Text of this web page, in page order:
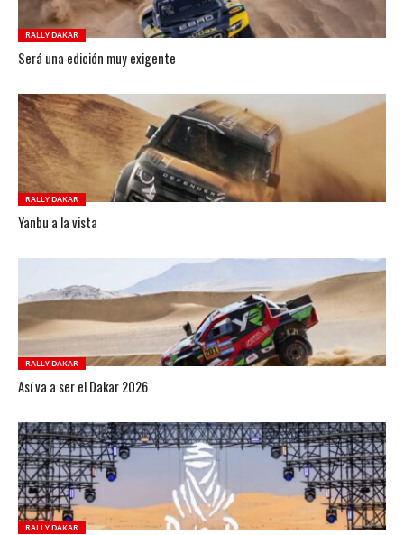
RALLY DAKAR
Será una edición muy exigente
RALLY DAKAR
Yanbu a la vista
RALLY DAKAR
Así va a ser el Dakar 2026
RALLY DAKAR